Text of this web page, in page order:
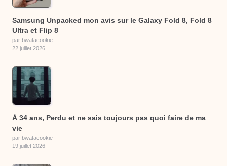
Samsung Unpacked mon avis sur le Galaxy Fold 8, Fold 8
Ultra et Flip 8
par bwatacookie
22 juillet 2026
À 34 ans, Perdu et ne sais toujours pas quoi faire de ma
vie
par bwatacookie
19 juillet 2026